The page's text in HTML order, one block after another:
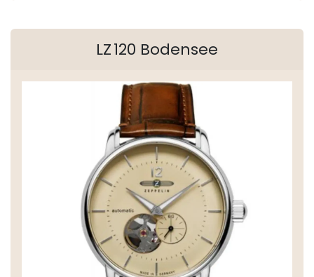
LZ 120 Bodensee